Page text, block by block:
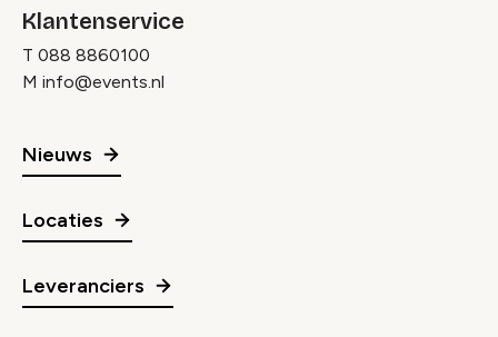
Klantenservice
T 088 8860100
M info@events.nl
Nieuws
Locaties
Leveranciers